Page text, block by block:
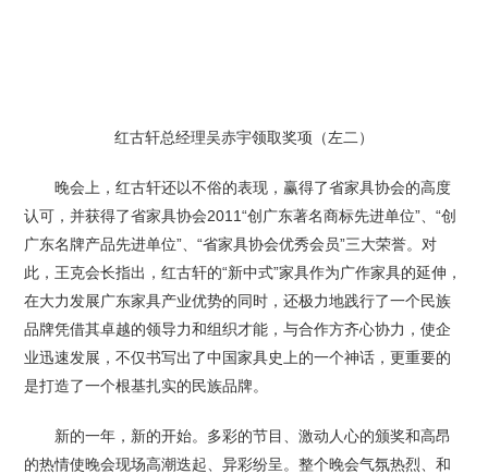
红古轩总经理吴赤宇领取奖项（左二）
晚会上，红古轩还以不俗的表现，赢得了省家具协会的高度
认可，并获得了省家具协会2011“创广东著名商标先进单位”、“创
广东名牌产品先进单位”、“省家具协会优秀会员”三大荣誉。对
此，王克会长指出，红古轩的“新中式”家具作为广作家具的延伸，
在大力发展广东家具产业优势的同时，还极力地践行了一个民族
品牌凭借其卓越的领导力和组织才能，与合作方齐心协力，使企
业迅速发展，不仅书写出了中国家具史上的一个神话，更重要的
是打造了一个根基扎实的民族品牌。
新的一年，新的开始。多彩的节目、激动人心的颁奖和高昂
的热情使晚会现场高潮迭起、异彩纷呈。整个晚会气氛热烈、和